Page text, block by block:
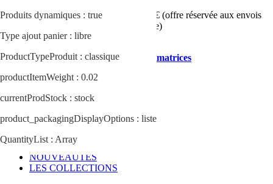
Frais delivraison offerts
à partir de 79€ (offre réservée aux envois
en point retrait en France Métropolitaine)
Inscription Revendeurs / Asso / Animatrices
Recherche
Mes favoris
Mon compte
0
Mon panier
NOUVEAUTES
LES COLLECTIONS
Produits dynamiques : true
Type ajout panier : libre
ProductTypeProduit : classique
productItemWeight : 0.02
currentProdStock : stock
product_packagingDisplayOptions : liste
QuantityList : Array